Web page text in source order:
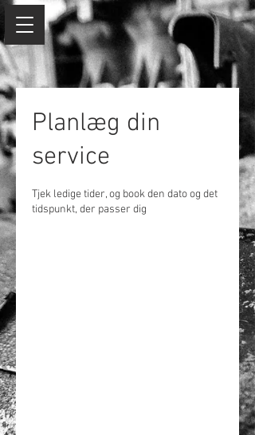
Planlæg din
service
Tjek ledige tider, og book den dato og det
tidspunkt, der passer dig